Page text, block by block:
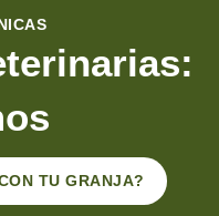
TU GRANJA?